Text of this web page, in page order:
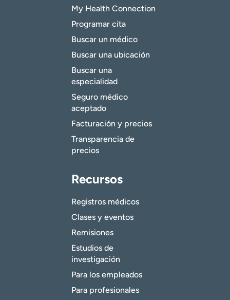
My Health Connection
Programar cita
Buscar un médico
Buscar una ubicación
Buscar una
especialidad
Seguro médico
aceptado
Facturación y precios
Transparencia de
precios
Recursos
Registros médicos
Clases y eventos
Remisiones
Estudios de
investigación
Para los empleados
Para profesionales